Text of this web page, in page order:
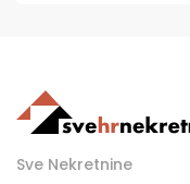
Sve Nekretnine